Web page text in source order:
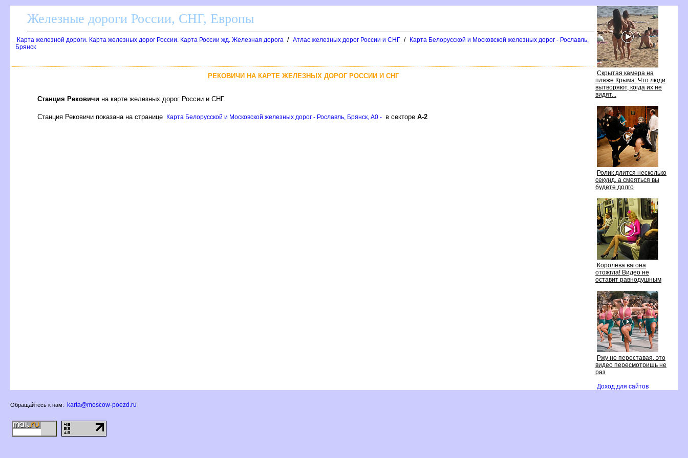
Скрытая камера на
пляже Крыма: Что люди
ытворяют, когда их не
идят...
Ролик длится несколько
секунд, а смеяться вы
удете долго
Королева вагона
отожгла! Видео не
оставит равнодушным
Ржу не переставая, это
идео пересмотришь не
раз
Доход для сайто
Железные дороги России, СНГ, Европы
Карта железной дороги. Карта железных дорог России. Карта России жд. Железная дорога / Атлас железных дорог России и СНГ /
Карта Белорусской и Московской железных дорог - Рославль,
Брянск
РЕКОВИЧИ НА КАРТЕ ЖЕЛЕЗНЫХ ДОРОГ РОССИИ И СНГ
Станция Рековичи на карте железных дорог России и СНГ.
Станция Рековичи показана на странице Карта Белорусской и Московской железных дорог - Рославль, Брянск, A0 - секторе А-2
Обращайтесь к нам: karta@moscow-poezd.ru